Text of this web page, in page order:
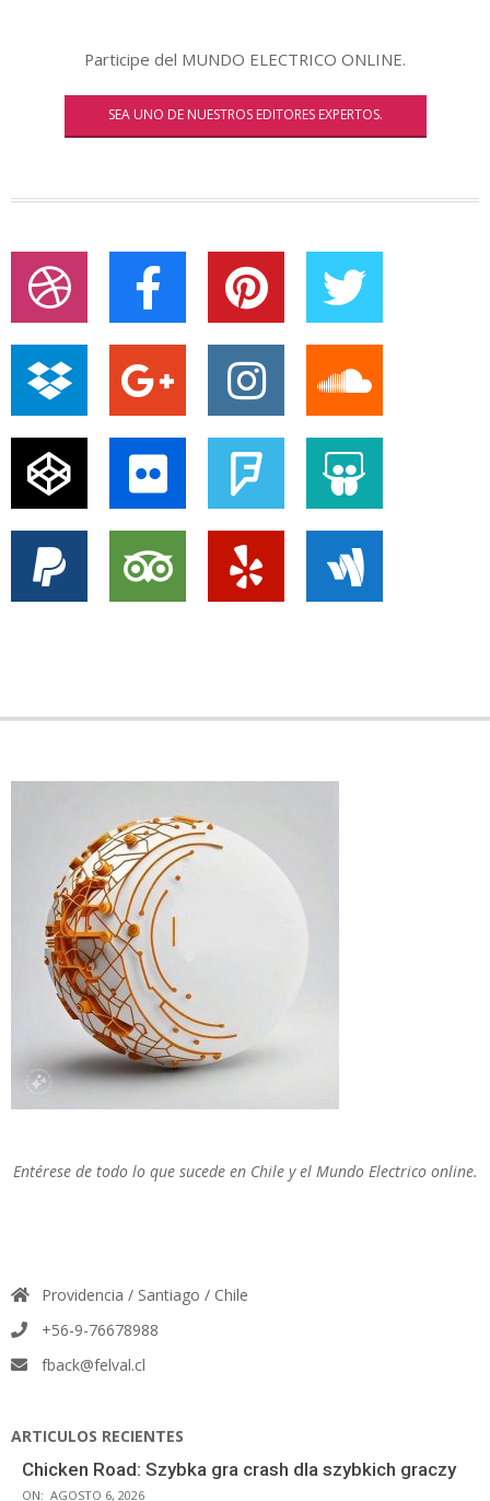
Participe del MUNDO ELECTRICO ONLINE.
SEA UNO DE NUESTROS EDITORES EXPERTOS.
Entérese de todo lo que sucede en Chile y el Mundo Electrico online.
Providencia / Santiago / Chile
+56-9-76678988
fback@felval.cl
ARTICULOS RECIENTES
Chicken Road: Szybka gra crash dla szybkich graczy
ON: AGOSTO 6, 2026